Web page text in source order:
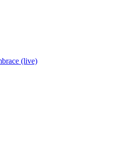
(live)